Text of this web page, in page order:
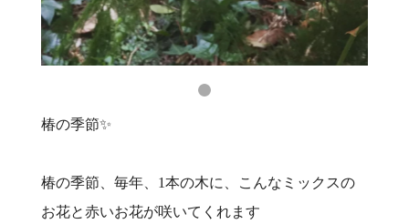
椿の季節✨
椿の季節、毎年、1本の木に、こんなミックスの
お花と赤いお花が咲いてくれます